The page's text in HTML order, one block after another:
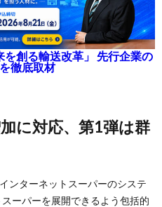
創る輸送改革」 先行企業の
徹底取材
ンターネットスーパーのシステ
ーパーを展開できるよう包括的